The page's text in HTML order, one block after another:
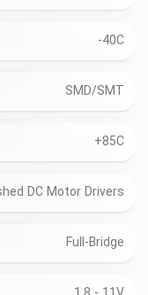
-40C
SMD/SMT
+85C
DC Motor Drivers
Full-Bridge